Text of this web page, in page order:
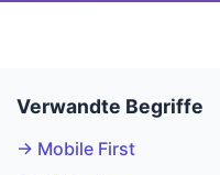
Verwandte Begriffe
→ Mobile First